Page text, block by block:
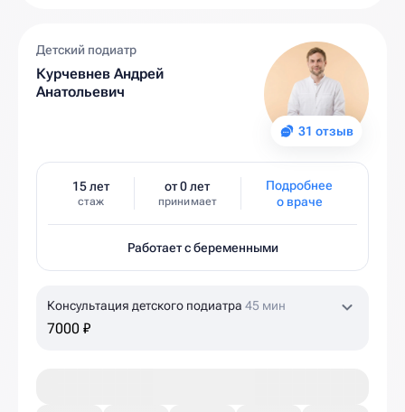
31 отзыв
Детский подиатр
Курчевнев Андрей
Анатольевич
15 лет
стаж
от 0 лет
принимает
Подробнее
о враче
Работает с беременными
Консультация детского подиатра 45 мин
7000 ₽